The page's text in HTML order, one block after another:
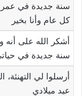
سنة جديدة في
كل عام وأنا بخير
أشكر الله على أنه
سنة جديدة في
أرسلوا لي التهنئة،
عيد ميلادي